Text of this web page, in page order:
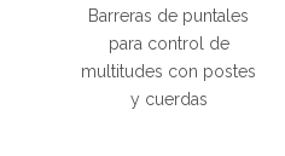
Barreras de puntales
para control de
multitudes con postes
y cuerdas